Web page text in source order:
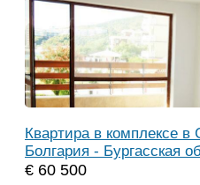
Квартира в комплексе
Болгария - Бургасская
€ 60 500